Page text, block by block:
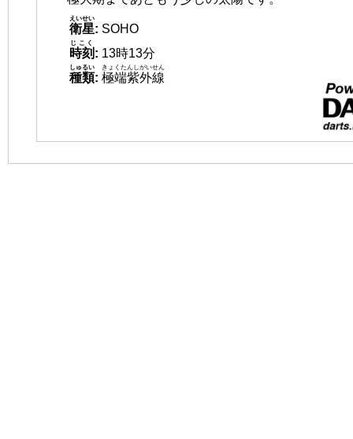
衛星
えいせい
: SOHO
時刻
じこく
: 13時13分
種類
しゅるい
: 極端紫外線
きょくたんしがいせん